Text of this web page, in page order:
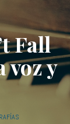
Fall
voz y